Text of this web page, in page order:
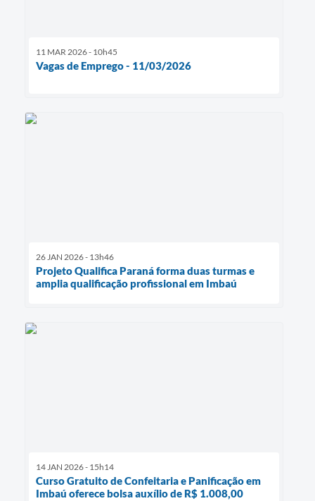
11 MAR 2026 - 10h45
Vagas de Emprego - 11/03/2026
26 JAN 2026 - 13h46
Projeto Qualifica Paraná forma duas turmas e
amplia qualificação profissional em Imbaú
14 JAN 2026 - 15h14
Curso Gratuito de Confeitaria e Panificação em
Imbaú oferece bolsa auxílio de R$ 1.008,00